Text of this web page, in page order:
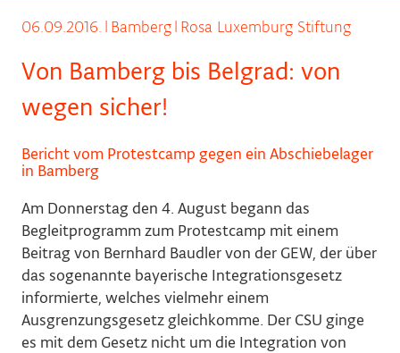
06.09.2016. | Bamberg| Rosa Luxemburg Stiftung
Von Bamberg bis Belgrad: von
wegen sicher!
Bericht vom Protestcamp gegen ein Abschiebelager
in Bamberg
Am Donnerstag den 4. August begann das
Begleitprogramm zum Protestcamp mit einem
Beitrag von Bernhard Baudler von der GEW, der über
das sogenannte bayerische Integrationsgesetz
informierte, welches vielmehr einem
Ausgrenzungsgesetz gleichkomme. Der CSU ginge
es mit dem Gesetz nicht um die Integration von